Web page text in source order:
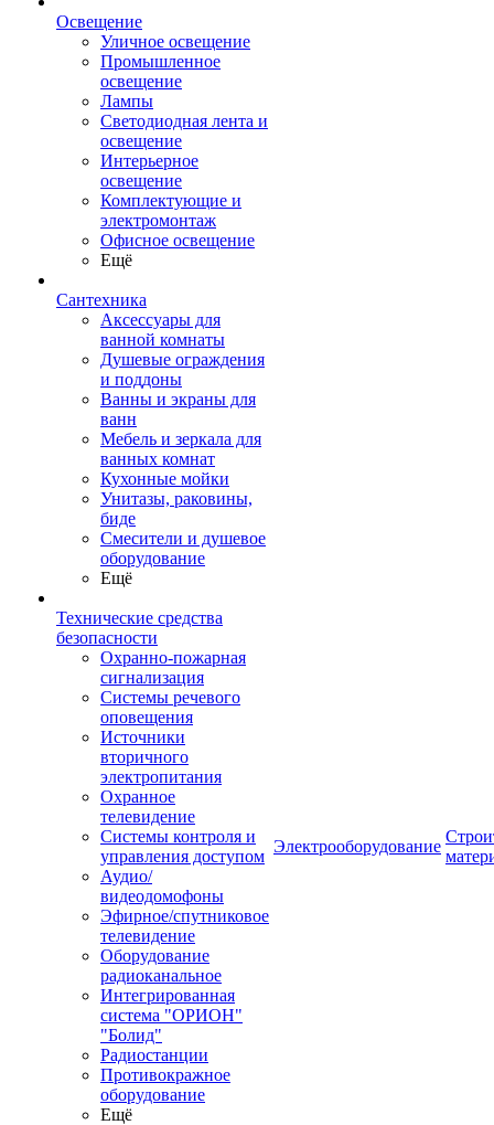
Освещение
Уличное освещение
Промышленное
освещение
Лампы
Светодиодная лента и
освещение
Интерьерное
освещение
Комплектующие и
электромонтаж
Офисное освещение
Ещё
Сантехника
Аксессуары для
ванной комнаты
Душевые ограждения
и поддоны
Ванны и экраны для
ванн
Мебель и зеркала для
ванных комнат
Кухонные мойки
Унитазы, раковины,
биде
Смесители и душевое
оборудование
Ещё
Технические средства
безопасности
Охранно-пожарная
сигнализация
Системы речевого
оповещения
Источники
вторичного
электропитания
Охранное
телевидение
Системы контроля и
управления доступом
Аудио/
видеодомофоны
Эфирное/спутниковое
телевидение
Оборудование
радиоканальное
Интегрированная
система "ОРИОН"
"Болид"
Радиостанции
Противокражное
оборудование
Ещё
Электрооборудование